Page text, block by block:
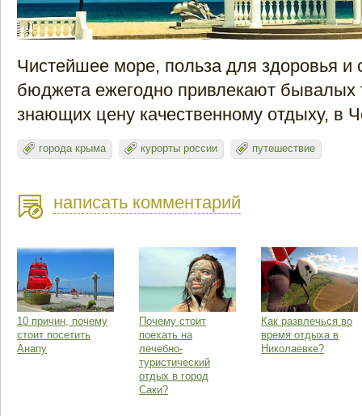
Чистейшее море, польза для здоровья и
бюджета ежегодно привлекают бывалых
знающих цену качественному отдыху, в
города крыма курорты россии путешествие
написать комментарий
10 причин, почему
стоит посетить
Анапу
Почему стоит
поехать на
лечебно-
туристический
отдых в город
Саки?
Как развлечься во
время отдыха в
Николаевке?